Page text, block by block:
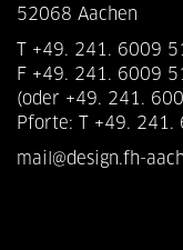
52068 Aachen
T +49. 241. 6009
F +49. 241. 6009
(oder +49. 241.
Pforte: T +49. 241.
mail@design.fh-